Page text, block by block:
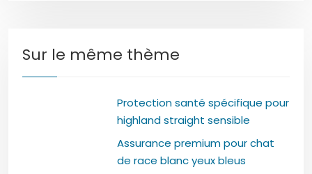
Sur le même thème
Protection santé spécifique pour
highland straight sensible
Assurance premium pour chat
de race blanc yeux bleus